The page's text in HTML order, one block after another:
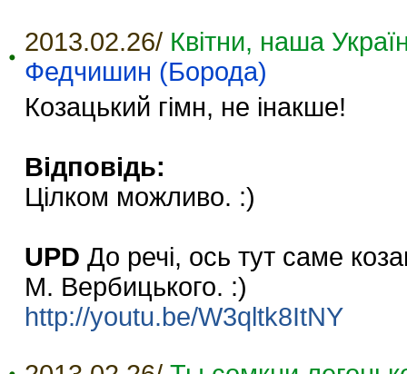
2013.02.26/ Квітни, наша
Федчишин (Борода)
Козацький гімн, не інакше!
Відповідь:
Цілком можливо. :)
UPD До речі, ось тут саме
М. Вербицького. :)
http://youtu.be/W3qltk8ItNY